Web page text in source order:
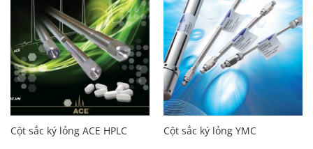
Cột sắc ký lỏng ACE HPLC Cột sắc ký lỏng YMC